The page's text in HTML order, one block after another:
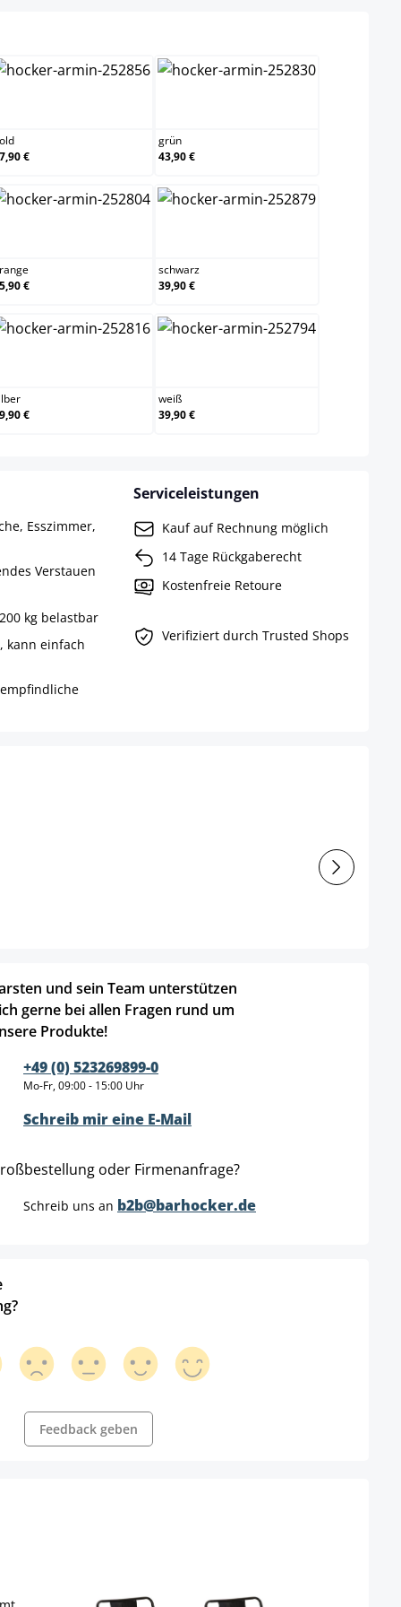
€
grün
43,90 €
€
schwarz
39,90 €
€
weiß
39,90 €
Esszimmer,
Verstauen
kg belastbar
kann einfach
Serviceleistungen
Kauf auf Rechnung möglich
14 Tage Rückgaberecht
Kostenfreie Retoure
Verifiziert durch Trusted Shops
und sein Team unterstützen
gerne bei allen Fragen rund um
Produkte!
+49 (0) 523269899-0
Mo-Fr, 09:00 - 15:00 Uhr
Schreib mir eine E-Mail
oder Firmenanfrage?
Schreib uns an b2b@barhocker.de
Feedback geben